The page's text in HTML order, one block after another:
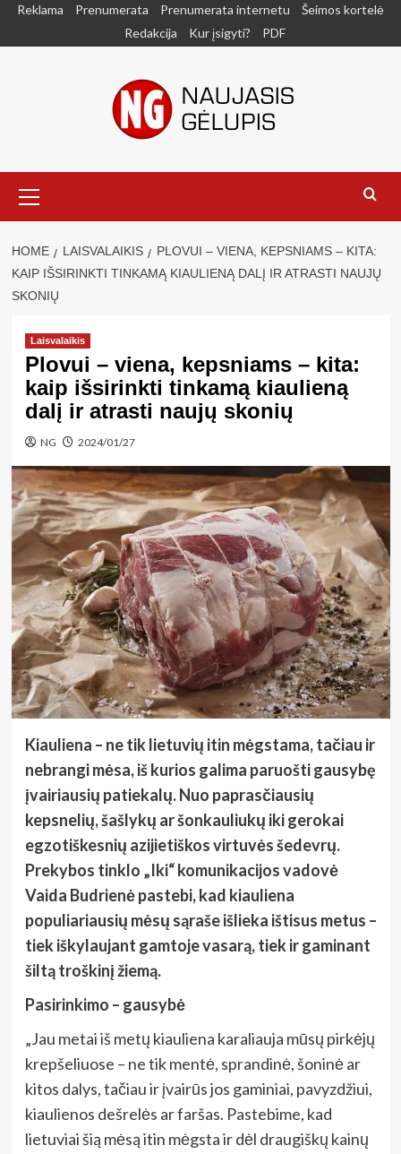
SkipReklama Prenumerata Prenumerata internetu
Šeimos kortelė
Redakcija
Kur įsigyti? PDF
Menu
HOME LAISVALAIKIS
PLOVUI – VIENA, KEPSNIAMS – KITA:
KAIP IŠSIRINKTI TINKAMĄ KIAULIENĄ DALĮ IR ATRASTI NAUJŲ
SKONIŲ
Laisvalaikis
Plovui – viena, kepsniams – kita:
kaip išsirinkti tinkamą kiaulieną
dalį ir atrasti naujų skonių
NG 2024/01/27
Kiauliena – ne tik lietuvių itin mėgstama, tačiau ir
nebrangi mėsa, iš kurios galima paruošti gausybę
įvairiausių patiekalų. Nuo paprasčiausių
kepsnelių, šašlykų ar šonkauliukų iki gerokai
egzotiškesnių azijietiškos virtuvės šedevrų.
Prekybos tinklo „Iki“ komunikacijos vadovė
Vaida Budrienė pastebi, kad kiauliena
populiariausių mėsų sąraše išlieka ištisus metus –
tiek iškylaujant gamtoje vasarą, tiek ir gaminant
šiltą troškinį žiemą.
Pasirinkimo – gausybė
„Jau metai iš metų kiauliena karaliauja mūsų pirkėjų
krepšeliuose – ne tik mentė, sprandinė, šoninė ar
kitos dalys, tačiau ir įvairūs jos gaminiai, pavyzdžiui,
kiaulienos dešrelės ar faršas. Pastebime, kad
lietuviai šią mėsą itin mėgsta ir dėl draugiškų kainų